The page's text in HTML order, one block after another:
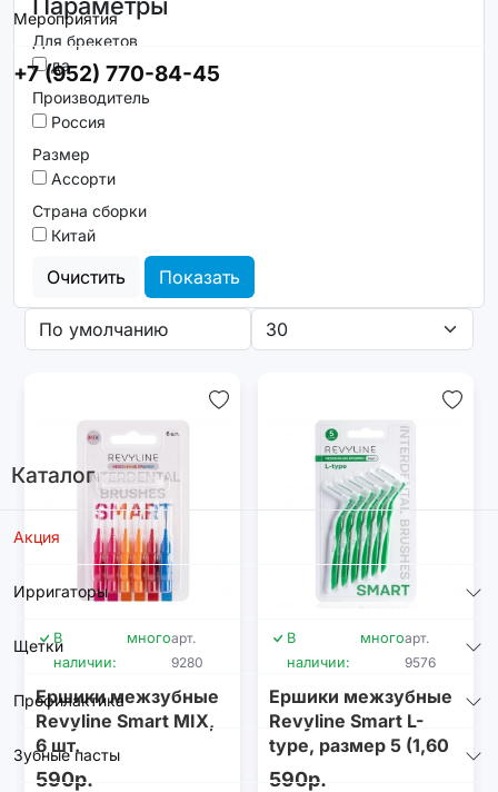
Мероприятия
+7 (952) 770-84-45
Каталог
Акция
Ирригаторы
Щетки
Профилактика
Зубные пасты
Для брекетов
да
Производитель
Россия
Размер
Ассорти
Страна сборки
Китай
Очистить Показать
В
наличии:
многоарт.
9280
Ершики межзубные
Revyline Smart MIX,
6 шт.
590р.
В
наличии:
многоарт.
9576
Ершики межзубные
Revyline Smart L-
type, размер 5 (1,60
мм) зеленые, 6 шт.
590р.